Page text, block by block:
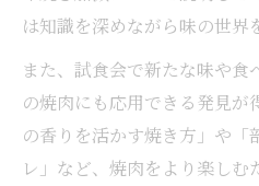
は知識を深めながら味の世界
また、試食会で新たな味や食
の焼肉にも応用できる発見が
の香りを活かす焼き方」や「
レ」など、焼肉をより楽しむ